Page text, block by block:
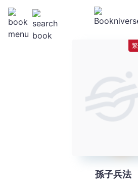
繁
孫子兵法